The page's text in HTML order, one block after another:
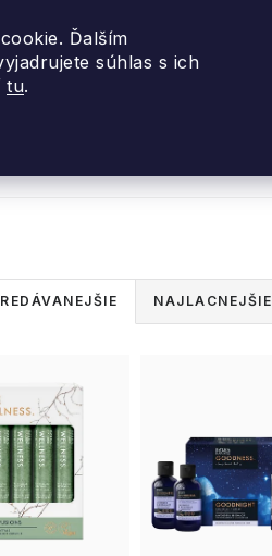
Ďalším
súhlas s ich
tu.
NAJLACNEJŠIE